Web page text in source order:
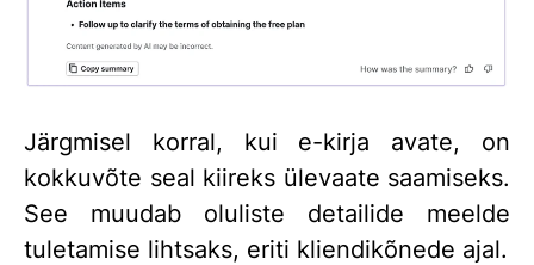
Järgmisel korral, kui e-kirja avate, on
kokkuvõte seal kiireks ülevaate saamiseks.
See muudab oluliste detailide meelde
tuletamise lihtsaks, eriti kliendikõnede ajal.